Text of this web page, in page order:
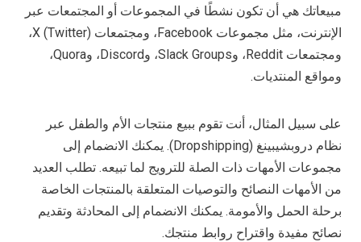
مبيعاتك هي أن تكون نشطًا في المجموعات أو المجتمعات عبر
الإنترنت، مثل مجموعات Facebook، ومجتمعات X (Twitter)،
ومجتمعات Reddit، وSlack Groups، وDiscord، وQuora،
ومواقع المنتديات.
على سبيل المثال، أنت تقوم ببيع منتجات الأم والطفل عبر
نظام دروبشيبينغ (Dropshipping). يمكنك الانضمام إلى
مجموعات الأمهات ذات الصلة للترويج لما تبيعه. تطلب العديد
من الأمهات النصائح والتوصيات المتعلقة بالمنتجات الخاصة
برحلة الحمل والأمومة. يمكنك الانضمام إلى المحادثة وتقديم
نصائح مفيدة واقتراح روابط منتجك.